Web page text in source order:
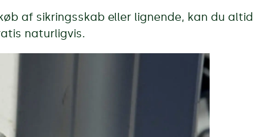
af sikringsskab eller lignende, kan du altid
naturligvis.